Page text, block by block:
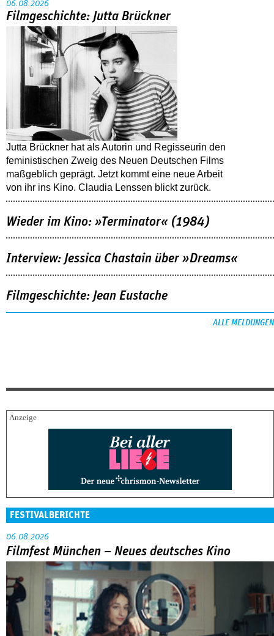
06.08.2026
Filmgeschichte: Jutta Brückner
Jutta Brückner hat als Autorin und Regisseurin den
feministischen Zweig des Neuen Deutschen Films
maßgeblich geprägt. Jetzt kommt eine neue Arbeit
von ihr ins Kino. Claudia Lenssen blickt zurück.
Wieder im Kino: »Terminator« (1984)
Interview: Jessica Chastain über »Dreams«
Filmgeschichte: Jean Eustache
ALLE MELDUNGEN
FESTIVALBERICHTE
06.08.2026
Filmfest München – Neues deutsches Kino